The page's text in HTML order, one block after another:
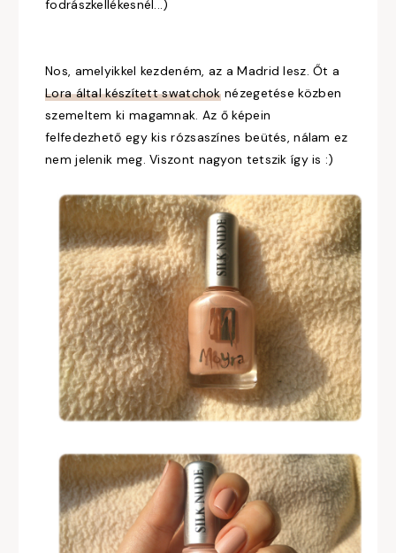
fodrászkellékesnél...)
Nos, amelyikkel kezdeném, az a Madrid lesz. Őt a
Lora által készített swatchoknézegetése közben
szemeltem ki magamnak. Az ő képein
felfedezhető egy kis rózsaszínes beütés, nálam ez
nem jelenik meg. Viszont nagyon tetszik így is :)